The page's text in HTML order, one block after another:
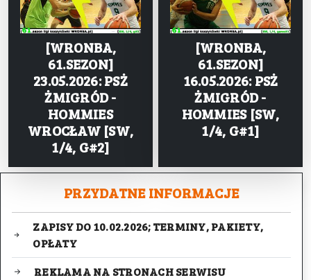
[WRONBA,
61.SEZON]
23.05.2026: PSŻ
ŻMIGRÓD -
HOMMIES
WROCŁAW [SW,
1/4, G#2]
[WRONBA,
61.SEZON]
16.05.2026: PSŻ
ŻMIGRÓD -
HOMMIES [SW,
1/4, G#1]
PRZYDATNE INFORMACJE
ZAPISY DO 10.02.2026; TERMINY, PAKIETY,
OPŁATY
REKLAMA NA STRONACH SERWISU